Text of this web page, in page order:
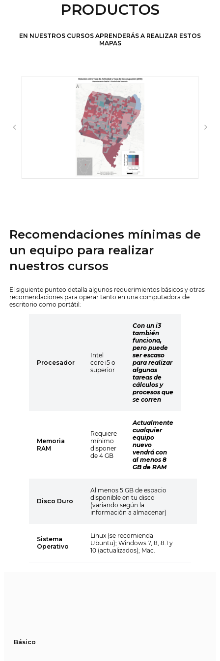
PRODUCTOS
EN NUESTROS CURSOS APRENDERÁS A REALIZAR ESTOS
MAPAS
Recomendaciones mínimas de
un equipo para realizar
nuestros cursos
El siguiente punteo detalla algunos requerimientos básicos y otras
recomendaciones para operar tanto en una computadora de
escritorio como portátil:
Procesador
Intel
core i5 o
superior
Con un i3
también
funciona,
pero puede
ser escaso
para realizar
algunas
tareas de
cálculos y
procesos que
se corren
Memoria
RAM
Requiere
mínimo
disponer
de 4 GB
Actualmente
cualquier
equipo
nuevo
vendrá con
al menos 8
GB de RAM
Disco Duro
Al menos 5 GB de espacio
disponible en tu disco
(variando según la
información a almacenar)
Sistema
Operativo
Linux (se recomienda
Ubuntu); Windows 7, 8, 8.1 y
10 (actualizados); Mac.
Básico